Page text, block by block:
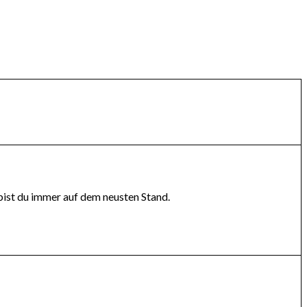
du immer auf dem neusten Stand.